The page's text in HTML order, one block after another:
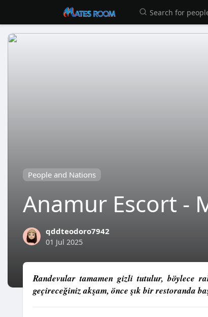
People and Nations
Anamur Escort -
qddteodoro7942
01 Jul 2025
Randevular tamamen gizli tutulur, böylece
geçireceğiniz akşam, önce şık bir restoranda